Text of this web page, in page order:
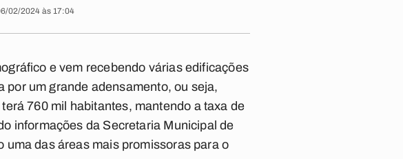
02/2024 às 17:04
e vem recebendo várias edificações
um grande adensamento, ou seja,
760 mil habitantes, mantendo a taxa de
informações da Secretaria Municipal de
uma das áreas mais promissoras para o